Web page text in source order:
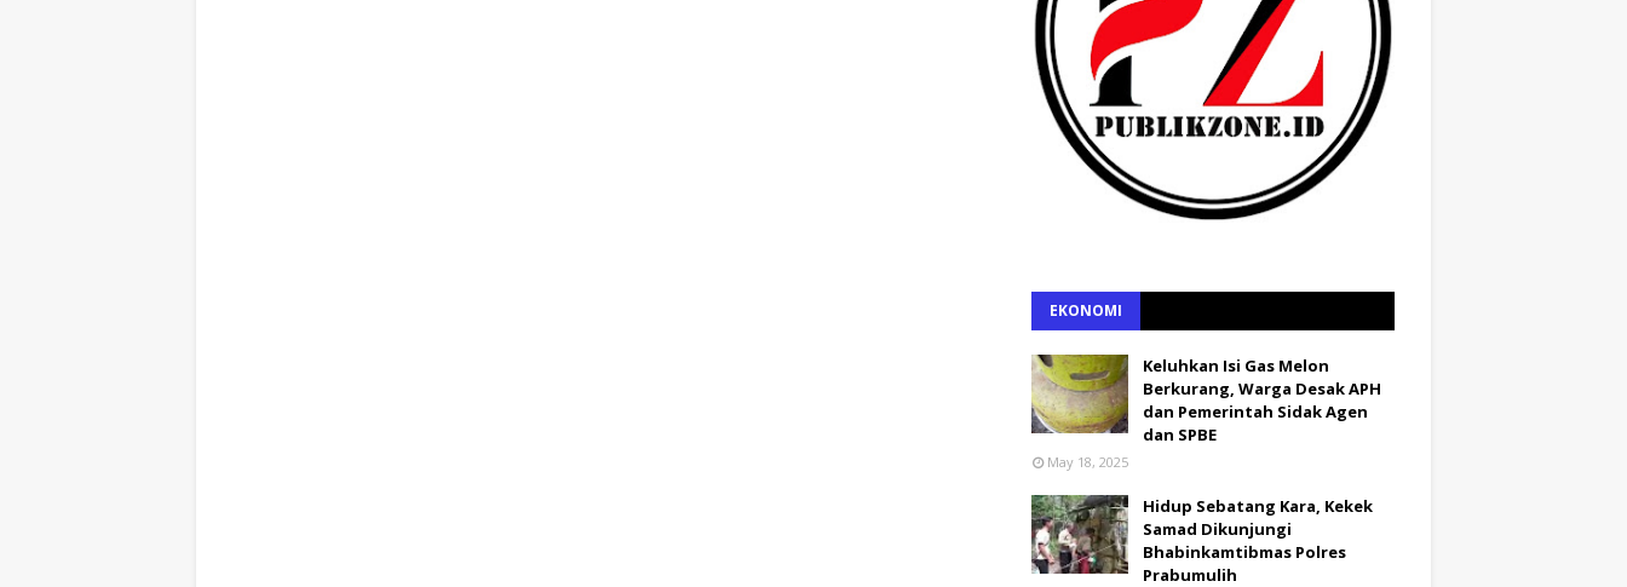
EKONOMI
Keluhkan Isi Gas Melon
Berkurang, Warga Desak APH
dan Pemerintah Sidak Agen
dan SPBE
May 18, 2025
Hidup Sebatang Kara, Kekek
Samad Dikunjungi
Bhabinkamtibmas Polres
Prabumulih